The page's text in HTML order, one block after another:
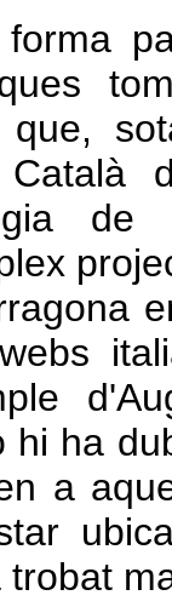
Català
de
hi ha
a